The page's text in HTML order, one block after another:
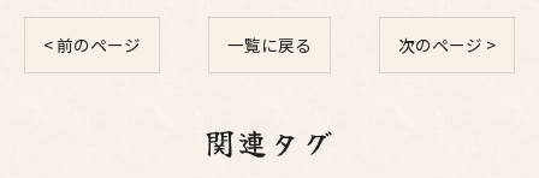
< 前のページ 一覧に戻る 次のページ >
関連タグ